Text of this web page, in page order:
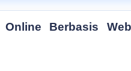
Berbasis